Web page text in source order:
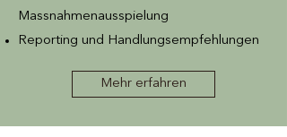
Massnahmenausspielung
Reporting und Handlungsempfehlungen
Mehr erfahren